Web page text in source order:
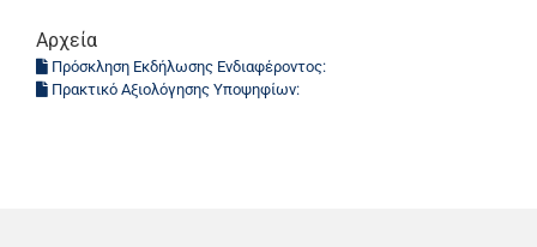
Αρχεία
Πρόσκληση Εκδήλωσης Ενδιαφέροντος:
Πρακτικό Αξιολόγησης Υποψηφίων: